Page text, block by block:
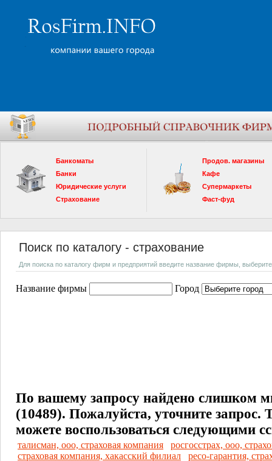
Банкоматы
Банки
Юридические услуги
Страхование
Продов. магазины
Кафе
Супермаркеты
Фаст-фуд
Поиск по каталогу - страхование
Для поиска по каталогу фирм и предприятий введите название фирмы, выберите
Название фирмы Город
По вашему запросу найдено слишком
(10489). Пожалуйста, уточните запрос.
можете воспользоваться следующими
талисман, ооо, страховая компания
росгосстрах, ооо,
страховая компания, хакасский филиал
ресо-гарантия,